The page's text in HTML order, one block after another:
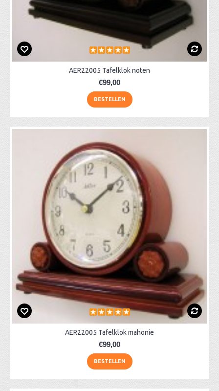
AER22005 Tafelklok noten
€99,00
BESTELLEN
AER22005 Tafelklok mahonie
€99,00
BESTELLEN